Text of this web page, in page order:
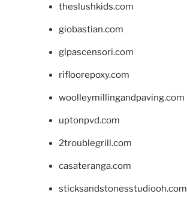
theslushkids.com
giobastian.com
glpascensori.com
rifloorepoxy.com
woolleymillingandpaving.com
uptonpvd.com
2troublegrill.com
casateranga.com
sticksandstonesstudiooh.com